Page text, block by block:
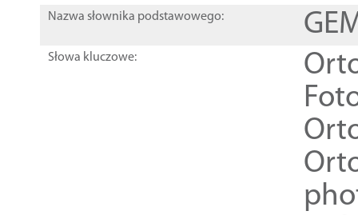
Nazwa słownika podstawowego:
Słowa kluczowe: